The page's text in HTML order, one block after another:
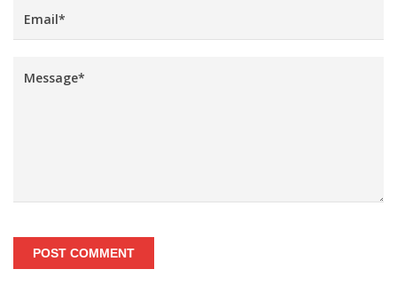
POST COMMENT